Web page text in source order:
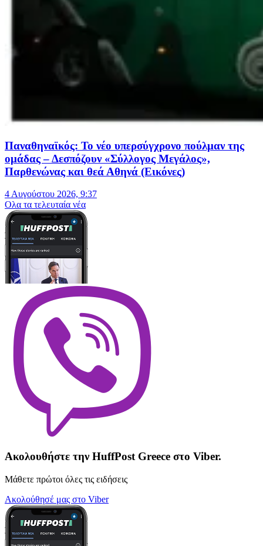
Παναθηναϊκός: Το νέο υπερσύγχρονο πούλμαν της
ομάδας – Δεσπόζουν «Σύλλογος Μεγάλος»,
Παρθενώνας και θεά Αθηνά (Εικόνες)
4 Αυγούστου 2026, 9:37
Oλα τα τελευταία νέα
Ακολουθήστε την HuffPost Greece στο Viber.
Μάθετε πρώτοι όλες τις ειδήσεις
Ακολούθησέ μας στο Viber